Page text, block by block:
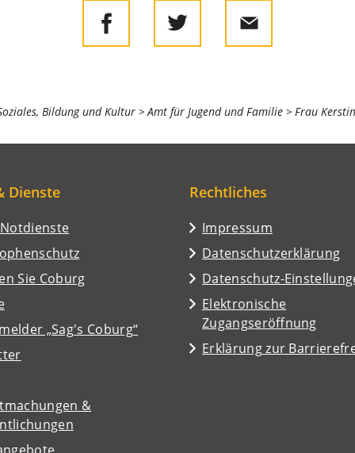
Bildung und Kultur Amt für Jugend und Familie Frau
Dienste
Sie Coburg
„Sag's Coburg“
&
Rechtliches
Impressum
Datenschutzerklärung
Datenschutz-
Elektronische
Zugangseröffnung
Erklärung zur